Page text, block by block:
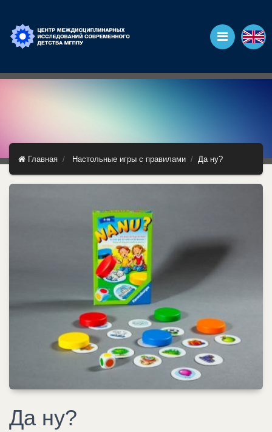
Главная Настольные игры с правилами Да ну?
Да ну?